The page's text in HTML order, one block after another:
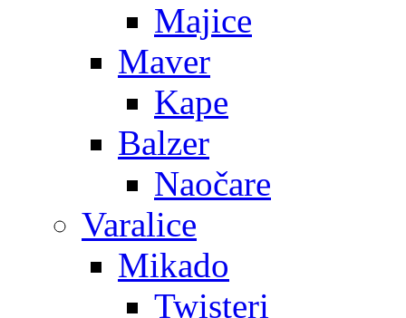
Majice
Maver
Kape
Balzer
Naočare
Varalice
Mikado
Twisteri